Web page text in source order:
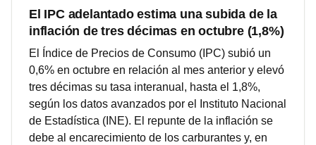
El IPC adelantado estima una subida de la
inflación de tres décimas en octubre (1,8%)
El Índice de Precios de Consumo (IPC) subió un
0,6% en octubre en relación al mes anterior y elevó
tres décimas su tasa interanual, hasta el 1,8%,
según los datos avanzados por el Instituto Nacional
de Estadística (INE). El repunte de la inflación se
debe al encarecimiento de los carburantes y, en